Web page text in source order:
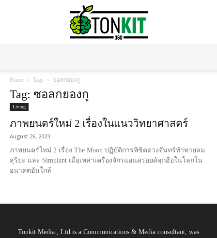
Home Tags ซอลกยองกู
Tag: ซอลกยองกู
Living
ภาพยนตร์ใหม่ 2 เรื่องในแนววิทยาศาสตร์
August 26, 2023
ภาพยนตร์ใหม่ 2 เรื่อง The Moon ปฏิบัติการพิชิตดวงจันทร์ท้าทายลม
สุริยะ และ Simulant เมื่อเหล่าเครื่องจักรแอนดรอยด์ลุกฮือในโลกใน
อนาคตอันใกล้
Tonkit Media., Ltd is a Communications & Media consultant, was